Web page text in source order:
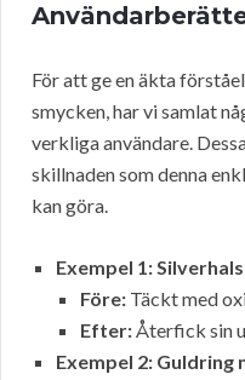
För att ge en äkta
smycken, har vi samlat
verkliga användare.
skillnaden som denna
kan göra.
Exempel 1:
Före: Täckt med
Efter:Återfick sin
Exempel 2: Guldring